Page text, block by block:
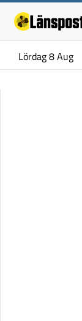
Lördag 8 Aug